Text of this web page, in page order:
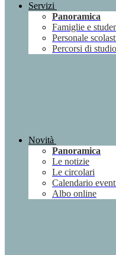
Servizi
Panoramica
Famiglie e
Personale
Percorsi di studio
Novità
Panoramica
Le notizie
Le circolari
Calendario
Albo online